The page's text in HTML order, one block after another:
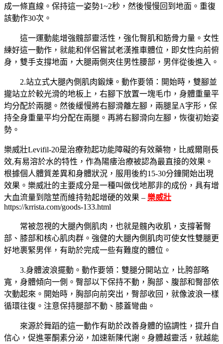
成一條直線。保持這一姿勢1~2秒，然後慢慢回到地面。重復
該動作30次。
這一運動能增強髖部靈活性，強化臀肌和筋骨力量。女性
練好這一動作，就能和伴侶嘗試老漢推車體位，即女性向前俯
身，雙手支撐地面，大腿兩側夾住男性腰部，男伴從後進入。
2.站立式大腿內側肌肉鍛煉。動作要領：開始時，雙腳並
攏站立於較光滑的地板上，右腳下放置一塊毛巾，身體重量平
均分配於兩腿。然後緩慢將右腳滑離左腳，兩腿呈A字形，保
持全身重量平均分配在兩腿。再將右腳滑向左腳，恢復初始姿
勢。
樂威壯Levifil-20是治療勃起功能障礙的有效藥物，比威爾剛長
效,有易溶於水的特性，作為陽痿治療被認為最直接的效果。
根據個人體質差異和身體狀況，服用後約15-30分鐘開始出現
效果。樂威壯的主要成分是一種叫做伐地那非的成份，具有增
大血流量到陰莖而維持勃起增硬的效果 – 樂威壯
https://krrista.com/goods-133.html
常被忽視的大腿內側肌肉，也就是髖內收肌，支撐著臀
部、膝部和核心肌肉群。強健的大腿內側肌肉可使女性雙腿更
好地裹緊男伴，有助於完成一些有難度的體位。
3.身體波浪擺動。動作要領：雙腿分開站立，比胯部略
寬，身體傾向一側。臀部以下保持不動，胸部、腹部和臀部依
次動起來。開始時，胸部向前突出，臀部收回，就像波浪一樣
循環往復。注意保持腿部不動、膝蓋彎曲。
來源於舞蹈的這一動作有助於改善身體的協調性，提升自
信心，促進睪酮素分泌，加速新陳代謝。身體越靈活，就越能